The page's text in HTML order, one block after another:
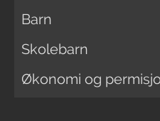
Barn
Skolebarn
Økonomi og